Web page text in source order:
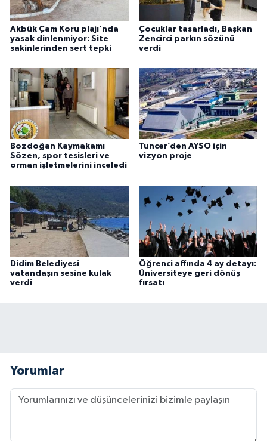
Akbük Çam Koru plajı'nda
yasak dinlenmiyor: Site
sakinlerinden sert tepki
Çocuklar tasarladı, Başkan
Zencirci parkın sözünü
verdi
Bozdoğan Kaymakamı
Sözen, spor tesisleri ve
orman işletmelerini inceledi
Tuncer’den AYSO için
vizyon proje
Didim Belediyesi
vatandaşın sesine kulak
verdi
Öğrenci affında 4 ay detayı:
Üniversiteye geri dönüş
fırsatı
Yorumlar